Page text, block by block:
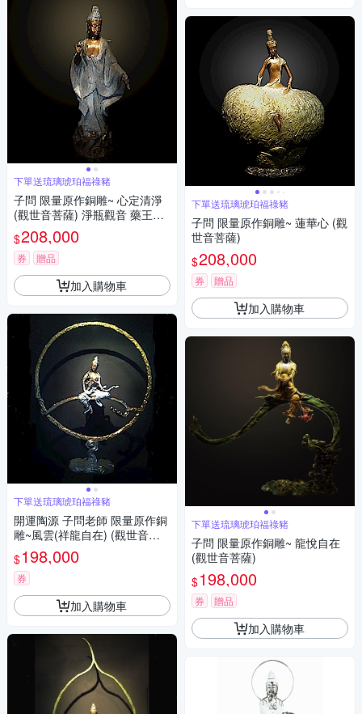
下單送琉璃琥珀福祿豬
子問 限量原作銅雕~ 心定清淨
(觀世音菩薩) 淨瓶觀音 藥王觀
音
$208,000
券 贈品
加入購物車
下單送琉璃琥珀福祿豬
開運陶源 子問老師 限量原作銅
雕~風雲(祥龍自在) (觀世音菩
薩)
$198,000
券
加入購物車
下單送琉璃琥珀福祿豬
子問 限量原作銅雕~ 蓮華心 (觀
世音菩薩)
$208,000
券 贈品
加入購物車
下單送琉璃琥珀福祿豬
子問 限量原作銅雕~ 龍悅自在
(觀世音菩薩)
$198,000
券 贈品
加入購物車